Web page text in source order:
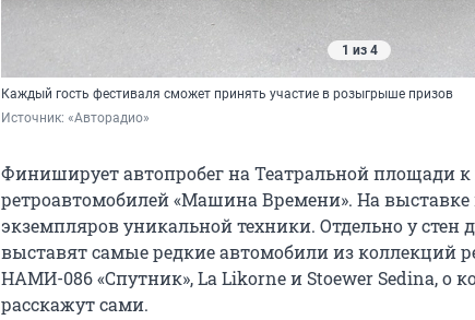
1 из 4
Каждый гость фестиваля сможет принять участие в розыгрыше призов
Источник: «Авторадио»
Финиширует автопробег на Театральной площади
ретроавтомобилей «Машина Времени». На выставке
экземпляров уникальной техники. Отдельно у стен
выставят самые редкие автомобили из коллекций
НАМИ-086 «Спутник», La Likorne и Stoewer Sedina, о
расскажут сами.